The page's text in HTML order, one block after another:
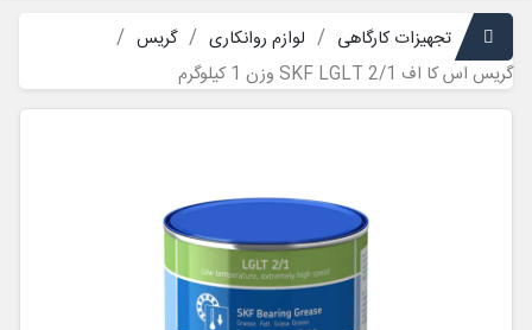
تجهیزات کارگاهی لوازم روانکاری
گریس
گریس اس کا اف SKF LGLT 2/1 وزن 1 کیلوگرم